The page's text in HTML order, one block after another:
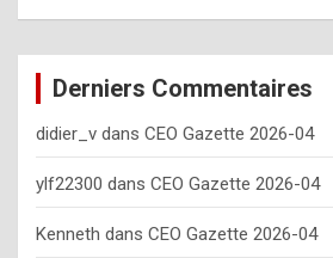
e
y
o
u
s
Derniers Commentaires
didier_v dans CEO Gazette 2026-04
ylf22300 dans CEO Gazette 2026-04
Kenneth dans CEO Gazette 2026-04